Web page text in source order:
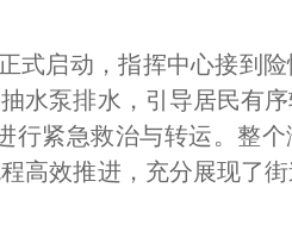
式启动，指挥中心接到
水泵排水，引导居民有
行紧急救治与转运。整
高效推进，充分展现了